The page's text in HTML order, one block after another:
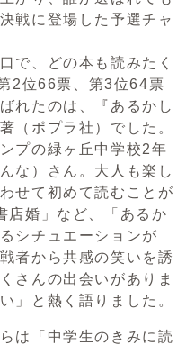
戦に登場した予選チャ
で、どの本も読みたく
2位66票、第3位64票
れたのは、『あるかし
（ポプラ社）でした。
プの緑ヶ丘中学校2年
な）さん。大人も楽し
せて初めて読むことが
店婚」など、「あるか
シチュエーションが
者から共感の笑いを誘
さんの出会いがありま
」と熱く語りました。
は「中学生のきみに読